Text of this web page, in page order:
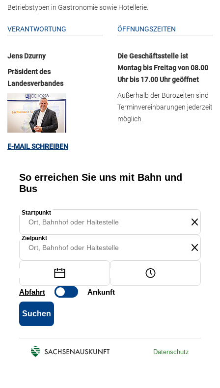
Betriebstypen in Gastronomie sowie Hotellerie.
VERANTWORTUNG
Jens Dzurny
Präsident des
Landesverbandes
E-MAIL SCHREIBEN
ÖFFNUNGSZEITEN
Die Geschäftsstelle ist
Montag bis Freitag von 08.00
Uhr bis 17.00 Uhr geöffnet
Außerhalb der Bürozeiten sind
Terminvereinbarungen jederzeit
möglich.